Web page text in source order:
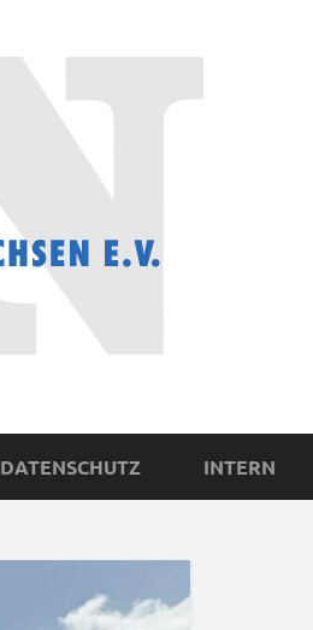
DATENSCHUTZ INTERN